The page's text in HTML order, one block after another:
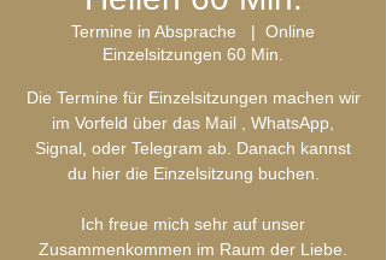
Termine in Absprache
  |
Online
Einzelsitzungen 60 Min.
Die Termine für Einzelsitzungen machen wir
im Vorfeld über das Mail , WhatsApp,
Signal, oder Telegram ab. Danach kannst
du hier die Einzelsitzung buchen.
Ich freue mich sehr auf unser
Zusammenkommen im Raum der Liebe.